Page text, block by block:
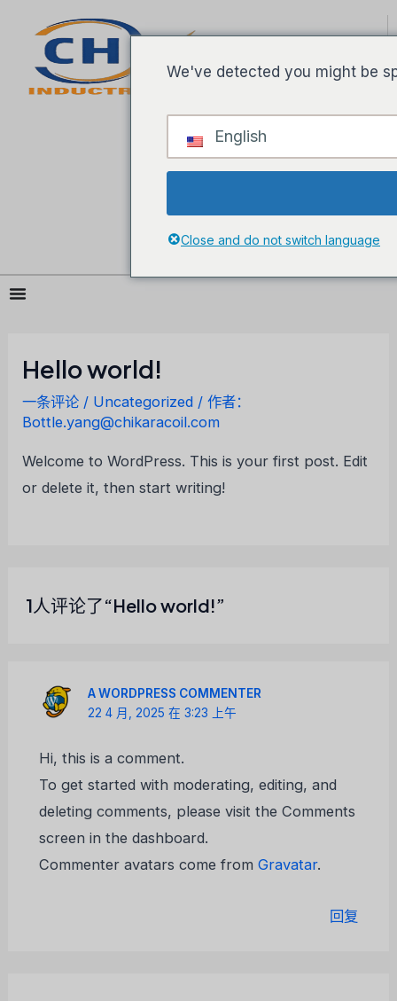
Hello world!
一条评论 / Uncategorized / 作者：
Bottle.yang@chikaracoil.com
Welcome to WordPress. This is your first post. Edit
or delete it, then start writing!
1人评论了“Hello world!”
A WORDPRESS COMMENTER
22 4 月, 2025 在 3:23 上午
Hi, this is a comment.
To get started with moderating, editing, and
deleting comments, please visit the Comments
screen in the dashboard.
Commenter avatars come from Gravatar.
回复
We've detected you might be
English
Close and do not switch language